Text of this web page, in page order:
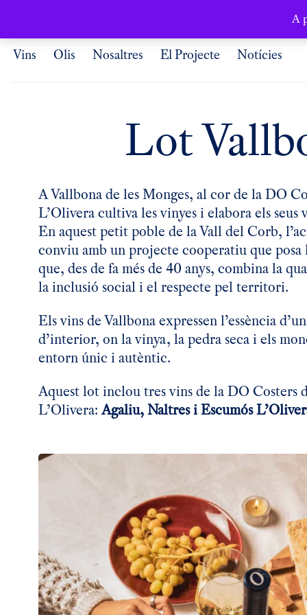
A
Vins Olis Nosaltres El Projecte Notícies
Lot
A Vallbona de les Monges, al cor de la DO
L’Olivera cultiva les vinyes i elabora els seus
En aquest petit poble de la Vall del Corb,
conviu amb un projecte cooperatiu que posa
que, des de fa més de 40 anys, combina la
la inclusió social i el respecte pel territori.
Els vins de Vallbona expressen l’essència
d’interior, on la vinya, la pedra seca i els
entorn únic i autèntic.
Aquest lot inclou tres vins de la DO Costers
L’Olivera:Agaliu,NaltresiEscumós